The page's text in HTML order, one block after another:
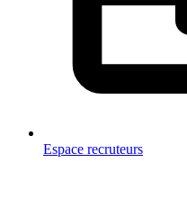
Espace recruteurs